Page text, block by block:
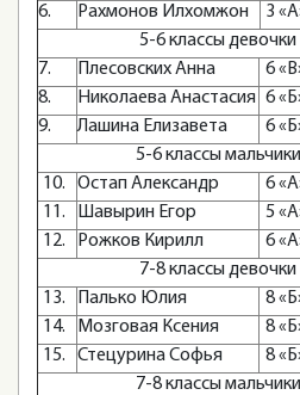
6.
Рахмонов Илхомжон 3
5-6 классы девочки
7.
Плесовских Анна 6
8.
Николаева Анастасия 6
9. Лашина Елизавета 6
5-6 классы
10.
Остап Александр 6
11.
Шавырин Егор 5
12.
Рожков Кирилл 6
7-8 классы девочки
13.
Палько Юлия 8
14.
Мозговая Ксения 8
15.
Стецурина Софья 8
7-8 классы